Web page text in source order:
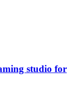
studio for